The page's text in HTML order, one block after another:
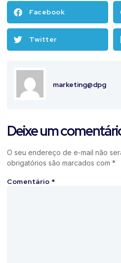
Facebook
Twitter
marketing@dpg
Deixe um
O seu endereço de e-mail não
obrigatórios são marcados com *
Comentário *